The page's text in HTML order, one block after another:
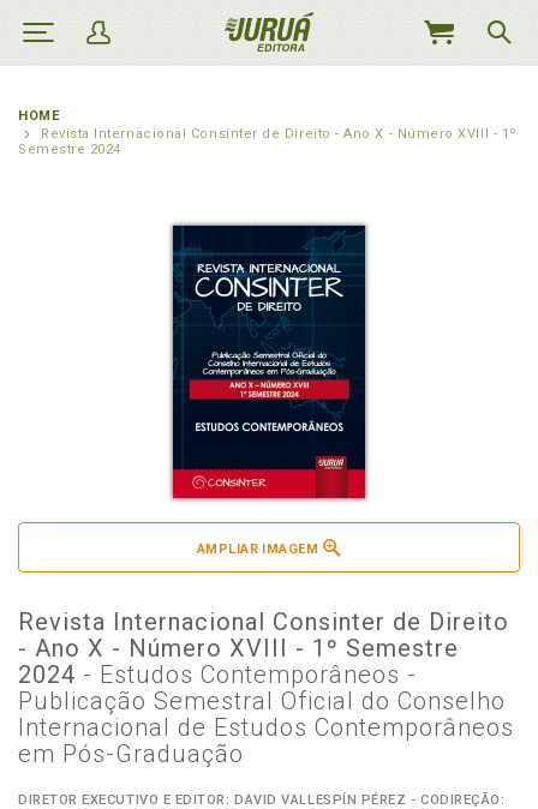
MEU
HOME
Revista Internacional Consinter de Direito - Ano X - Número XVIII - 1º
Semestre 2024
AMPLIAR IMAGEM
Revista Internacional Consinter de Direito
- Ano X - Número XVIII - 1º Semestre
2024 - Estudos Contemporâneos -
Publicação Semestral Oficial do Conselho
Internacional de Estudos Contemporâneos
em Pós-Graduação
DIRETOR EXECUTIVO E EDITOR: DAVID VALLESPÍN PÉREZ - CODIREÇÃO: